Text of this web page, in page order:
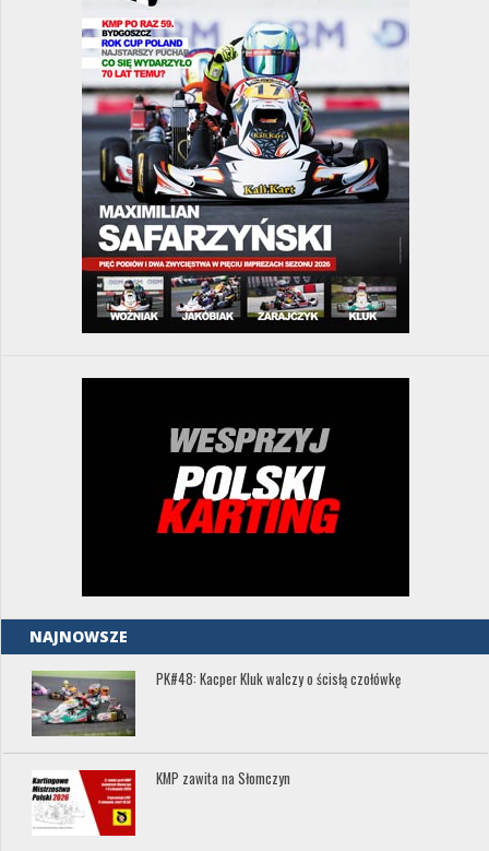
NAJNOWSZE
PK#48: Kacper Kluk walczy o ścisłą czołówkę
KMP zawita na Słomczyn